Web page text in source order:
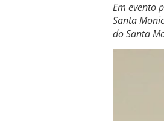
Em evento
Santa
do Santa